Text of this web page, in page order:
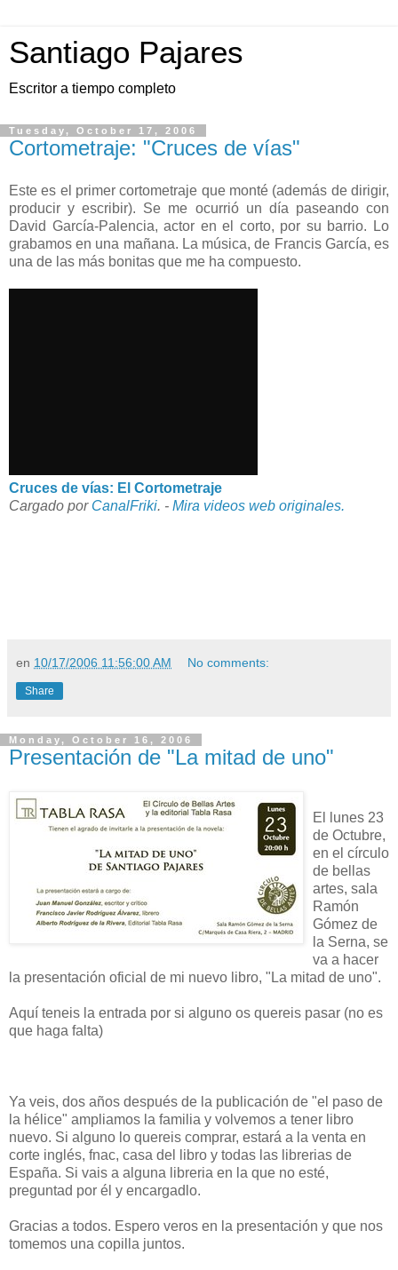
Santiago Pajares
Escritor a tiempo completo
Tuesday, October 17, 2006
Cortometraje: "Cruces de vías"
Este es el primer cortometraje que monté (además de dirigir,
producir y escribir). Se me ocurrió un día paseando con
David García-Palencia, actor en el corto, por su barrio. Lo
grabamos en una mañana. La música, de Francis García, es
una de las más bonitas que me ha compuesto.
Cruces de vías: El Cortometraje
Cargado por CanalFriki. - Mira videos web originales.
en 10/17/2006 11:56:00 AM No comments:
Share
Monday, October 16, 2006
Presentación de "La mitad de uno"
El lunes 23
de Octubre,
en el círculo
de bellas
artes, sala
Ramón
Gómez de
la Serna, se
va a hacer
la presentación oficial de mi nuevo libro, "La mitad de uno".
Aquí teneis la entrada por si alguno os quereis pasar (no es
que haga falta)
Ya veis, dos años después de la publicación de "el paso de
la hélice" ampliamos la familia y volvemos a tener libro
nuevo. Si alguno lo quereis comprar, estará a la venta en
corte inglés, fnac, casa del libro y todas las librerias de
España. Si vais a alguna libreria en la que no esté,
preguntad por él y encargadlo.
Gracias a todos. Espero veros en la presentación y que nos
tomemos una copilla juntos.